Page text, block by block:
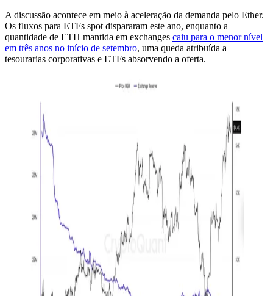
A discussão acontece em meio à aceleração da demanda pelo Ether.
Os fluxos para ETFs spot dispararam este ano, enquanto a
quantidade de ETH mantida em exchanges caiu para o menor nível
em três anos no início de setembro, uma queda atribuída a
tesourarias corporativas e ETFs absorvendo a oferta.